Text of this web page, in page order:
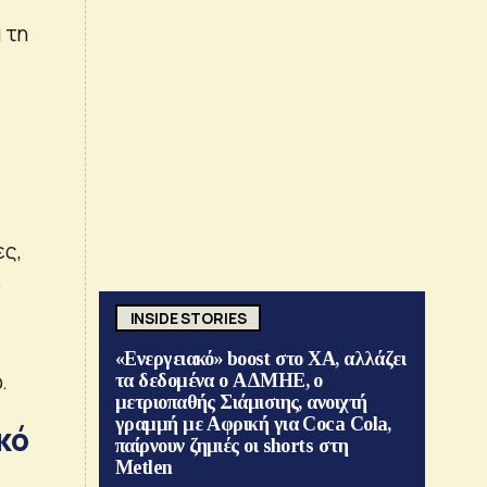
τη
INSIDE STORIES
«Ενεργειακό» boost στο ΧΑ, αλλάζει
τα δεδομένα ο ΑΔΜΗΕ, ο
μετριοπαθής Σιάμισιης, ανοιχτή
γραμμή με Αφρική για Coca Cola,
παίρνουν ζημιές οι shorts στη
Metlen